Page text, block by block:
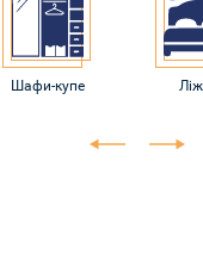
Шафи-купе